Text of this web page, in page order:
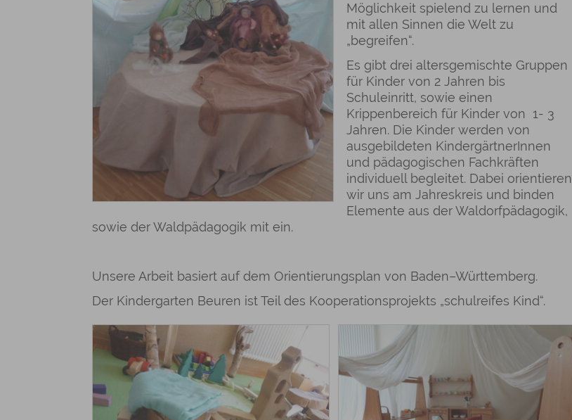
Möglichkeit spielend zu lernen und
mit allen Sinnen die Welt zu
„begreifen“.
Es gibt drei altersgemischte Gruppen
für Kinder von 2 Jahren bis
Schuleinritt, sowie einen
Krippenbereich für Kinder von 1- 3
Jahren. Die Kinder werden von
ausgebildeten KindergärtnerInnen
und pädagogischen Fachkräften
individuell begleitet. Dabei orientieren
wir uns am Jahreskreis und binden
Elemente aus der Waldorfpädagogik,
sowie der Waldpädagogik mit ein.
Unsere Arbeit basiert auf dem Orientierungsplan von Baden–Württemberg.
Der Kindergarten Beuren ist Teil des Kooperationsprojekts „schulreifes Kind“.